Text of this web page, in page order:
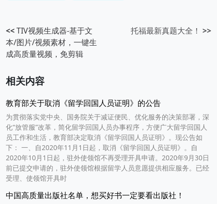
<<TIV视频生成器-基于文
本/图片/视频素材，一键生
成高质量视频，免剪辑
托福最新真题大全！ >>
相关内容
教育部关于取消《留学回国人员证明》的公告
为贯彻落实党中央、国务院关于减证便民、优化服务的决策部署，深
化“放管服”改革，简化留学回国人员办事程序，方便广大留学回国人
员工作和生活，教育部决定取消《留学回国人员证明》。现公告如
下： 一、自2020年11月1日起，取消《留学回国人员证明》。自
2020年10月1日起，驻外使领馆不再受理开具申请。2020年9月30日
前已提交申请的，驻外使领馆根据留学人员意愿提供相应服务。已经
受理、使领馆开具时
中国高质量出版社名单，想买好书一定要看出版社！